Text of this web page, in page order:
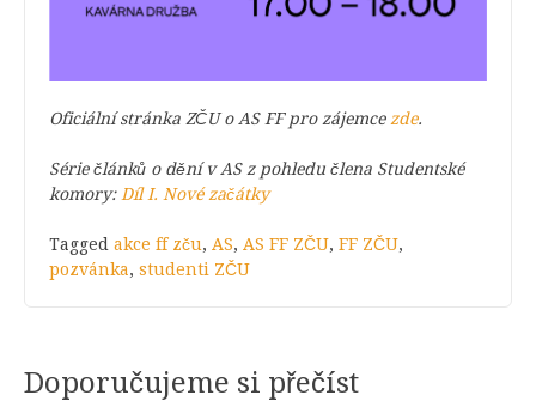
Oficiální stránka ZČU o AS FF pro zájemce zde.
Série článků o dění v AS z pohledu člena Studentské
komory: Díl I. Nové začátky
Tagged akce ff zču, AS, AS FF ZČU, FF ZČU,
pozvánka, studenti ZČU
Doporučujeme si přečíst